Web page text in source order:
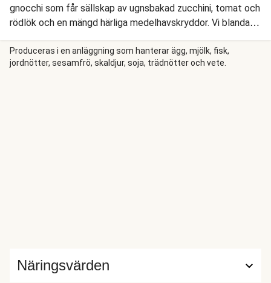
gnocchi som får sällskap av ugnsbakad zucchini, tomat och
rödlök och en mängd härliga medelhavskryddor. Vi blandar
en fräsch citrondressing med färsk basilika som ger
gnocchi och grönsaker extra smak och toppar med rucola
och rostade pinjenötter. Några klickar krämig ricotta blir ett
Produceras i en anläggning som hanterar ägg, mjölk, fisk,
jordnötter, sesamfrö, skaldjur, soja, trädnötter och vete.
Näringsvärden